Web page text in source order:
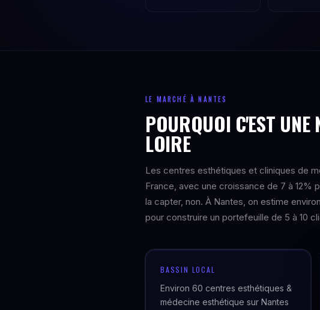
LE MARCHÉ À NANTES
POURQUOI C'EST UNE
LOIRE
Les centres esthétiques et cliniques de
France, avec une croissance de 7 à 12%
la capter, non. À Nantes, on estime
pour construire un portefeuille de 5 à 10
BASSIN LOCAL
Environ 60 centres esthétiques &
médecine esthétique sur Nantes